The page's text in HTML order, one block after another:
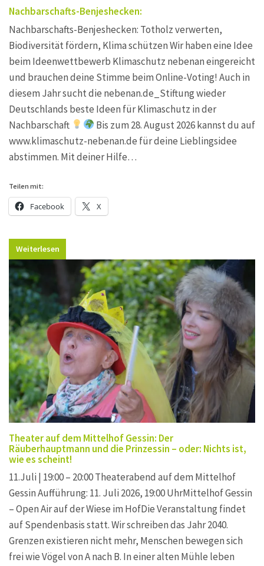
Nachbarschafts-Benjeshecken:
Nachbarschafts-Benjeshecken: Totholz verwerten,
Biodiversität fördern, Klima schützen Wir haben eine Idee
beim Ideenwettbewerb Klimaschutz nebenan eingereicht
und brauchen deine Stimme beim Online-Voting! Auch in
diesem Jahr sucht die nebenan.de_Stiftung wieder
Deutschlands beste Ideen für Klimaschutz in der
Nachbarschaft
Bis zum 28. August 2026 kannst du auf
www.klimaschutz-nebenan.de für deine Lieblingsidee
abstimmen. Mit deiner Hilfe…
Teilen mit:
Facebook X
Weiterlesen
Theater auf dem Mittelhof Gessin: Der
Räuberhauptmann und die Prinzessin – oder: Nichts ist,
wie es scheint!
11.Juli | 19:00 – 20:00 Theaterabend auf dem Mittelhof
Gessin Aufführung: 11. Juli 2026, 19:00 UhrMittelhof Gessin
– Open Air auf der Wiese im HofDie Veranstaltung findet
auf Spendenbasis statt. Wir schreiben das Jahr 2040.
Grenzen existieren nicht mehr, Menschen bewegen sich
frei wie Vögel von A nach B. In einer alten Mühle leben